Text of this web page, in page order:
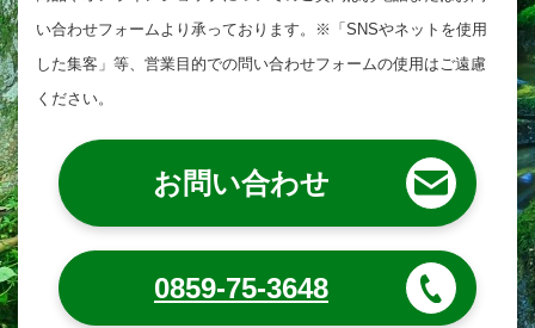
い合わせフォームより承っております。 ※「SNSやネットを使用
した集客」等、営業目的での問い合わせフォームの使用はご遠慮
ください。
お問い合わせ
0859-75-3648